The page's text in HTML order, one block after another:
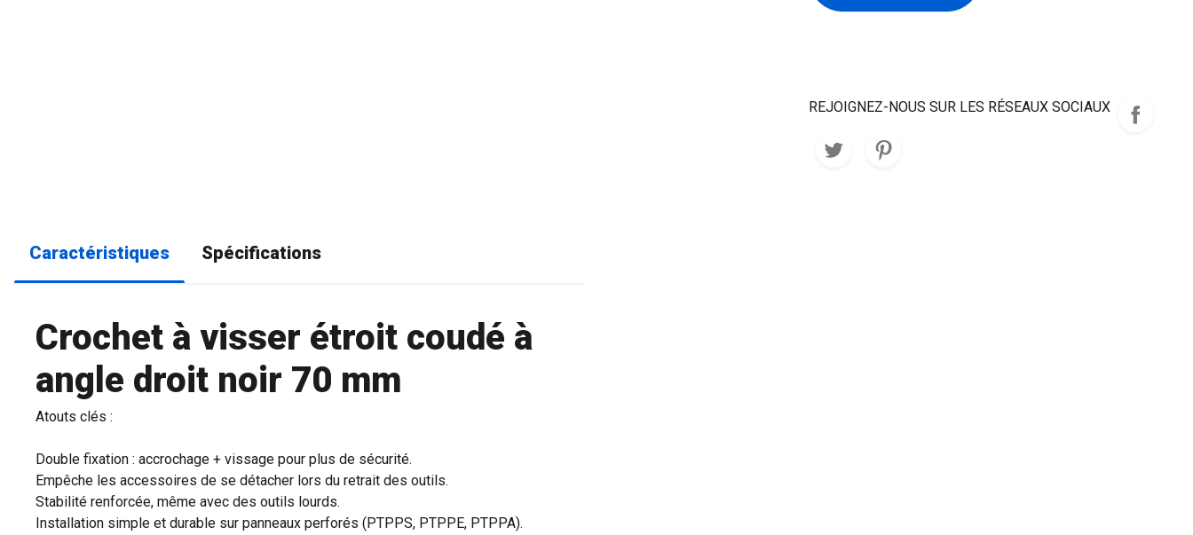
REJOIGNEZ-NOUS SUR LES RÉSEAUX SOCIAUX
Caractéristiques Spécifications
Crochet à visser étroit coudé à
angle droit noir 70 mm
Atouts clés :
Double fixation : accrochage + vissage pour plus de sécurité.
Empêche les accessoires de se détacher lors du retrait des outils.
Stabilité renforcée, même avec des outils lourds.
Installation simple et durable sur panneaux perforés (PTPPS, PTPPE, PTPPA).